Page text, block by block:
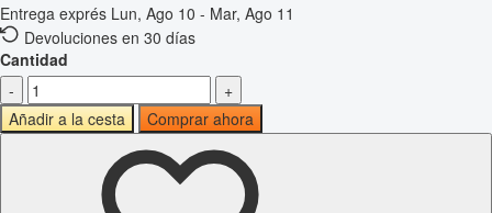
Entrega exprés Lun, Ago 10 - Mar, Ago 11
Devoluciones en 30 días
Cantidad
-
+
Añadir a la cesta
Comprar ahora